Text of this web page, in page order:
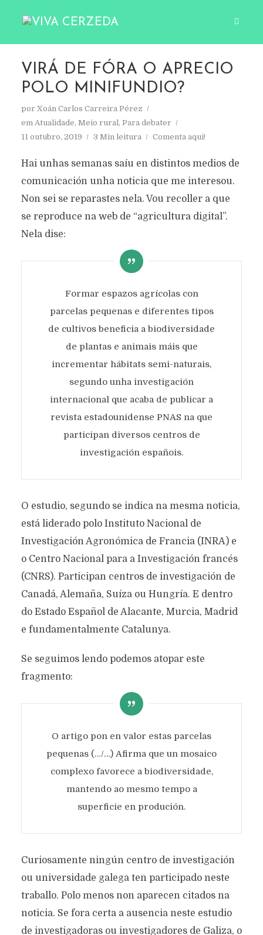
VIRÁ DE FÓRA O APRECIO
POLO MINIFUNDIO?
por Xoán Carlos Carreira Pérez
em Atualidade, Meio rural, Para debater
11 outubro, 2019
3 Min leitura Comenta aqui!
Hai unhas semanas saíu en distintos medios de
comunicación unha noticia que me interesou.
Non sei se reparastes nela. Vou recoller a que
se reproduce na web de “agricultura digital”.
Nela dise:
Formar espazos agrícolas con
parcelas pequenas e diferentes tipos
de cultivos beneficia a biodiversidade
de plantas e animais máis que
incrementar hábitats semi-naturais,
segundo unha investigación
internacional que acaba de publicar a
revista estadounidense PNAS na que
participan diversos centros de
investigación españois.
O estudio, segundo se indica na mesma noticia,
está liderado polo Instituto Nacional de
Investigación Agronómica de Francia (INRA) e
o Centro Nacional para a Investigación francés
(CNRS). Participan centros de investigación de
Canadá, Alemaña, Suíza ou Hungría. E dentro
do Estado Español de Alacante, Murcia, Madrid
e fundamentalmente Catalunya.
Se seguimos lendo podemos atopar este
fragmento:
O artigo pon en valor estas parcelas
pequenas (…/…) Afirma que un mosaico
complexo favorece a biodiversidade,
mantendo ao mesmo tempo a
superficie en produción.
Curiosamente ningún centro de investigación
ou universidade galega ten participado neste
traballo. Polo menos non aparecen citados na
noticia. Se fora certa a ausencia neste estudio
de investigadoras ou investigadores de Galiza, o